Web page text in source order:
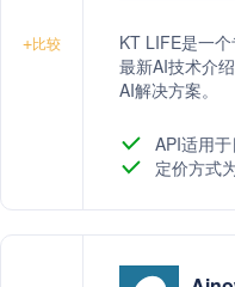
+比较
KT LIFE是一
最新AI技术介
AI解决方案。
API适用
定价方式